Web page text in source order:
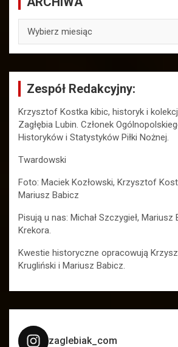
Zespół Redakcyjny:
Krzysztof Kostka kibic, historyk i
Zagłębia Lubin. Członek
Historyków i Statystyków Piłki Nożnej.
Twardowski
Foto: Maciek Kozłowski, Krzysztof
Mariusz Babicz
Pisują u nas: Michał Szczygieł, Mariusz
Krekora.
Kwestie historyczne opracowują
Krugliński i Mariusz Babicz.
zaglebiak_com